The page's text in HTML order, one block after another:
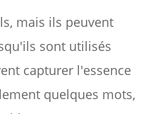
mais ils peuvent
sont utilisés
capturer l'essence
quelques mots,